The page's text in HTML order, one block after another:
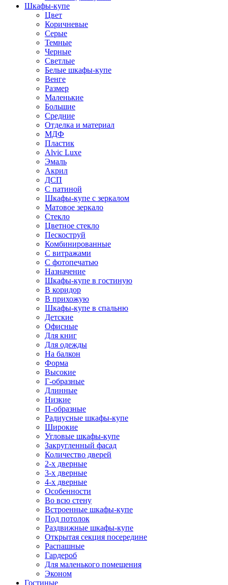
Шкафы-купе
Цвет
Коричневые
Серые
Темные
Черные
Светлые
Белые шкафы-купе
Венге
Размер
Маленькие
Большие
Средние
Отделка и материал
МДФ
Пластик
Alvic Luxe
Эмаль
Акрил
ДСП
С патиной
Шкафы-купе с зеркалом
Матовое зеркало
Стекло
Цветное стекло
Пескоструй
Комбинированные
С витражами
С фотопечатью
Назначение
Шкафы-купе в гостиную
В коридор
В прихожую
Шкафы-купе в спальню
Детские
Офисные
Для книг
Для одежды
На балкон
Форма
Высокие
Г-образные
Длинные
Низкие
П-образные
Радиусные шкафы-купе
Широкие
Угловые шкафы-купе
Закругленный фасад
Количество дверей
2-х дверные
3-х дверные
4-х дверные
Особенности
Во всю стену
Встроенные шкафы-купе
Под потолок
Раздвижные шкафы-купе
Открытая секция посередине
Распашные
Гардероб
Для маленького помещения
Эконом
Гостиные